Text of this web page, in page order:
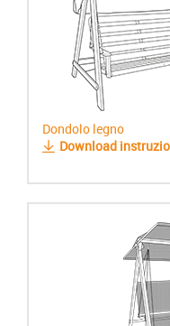
Dondolo legno
Download